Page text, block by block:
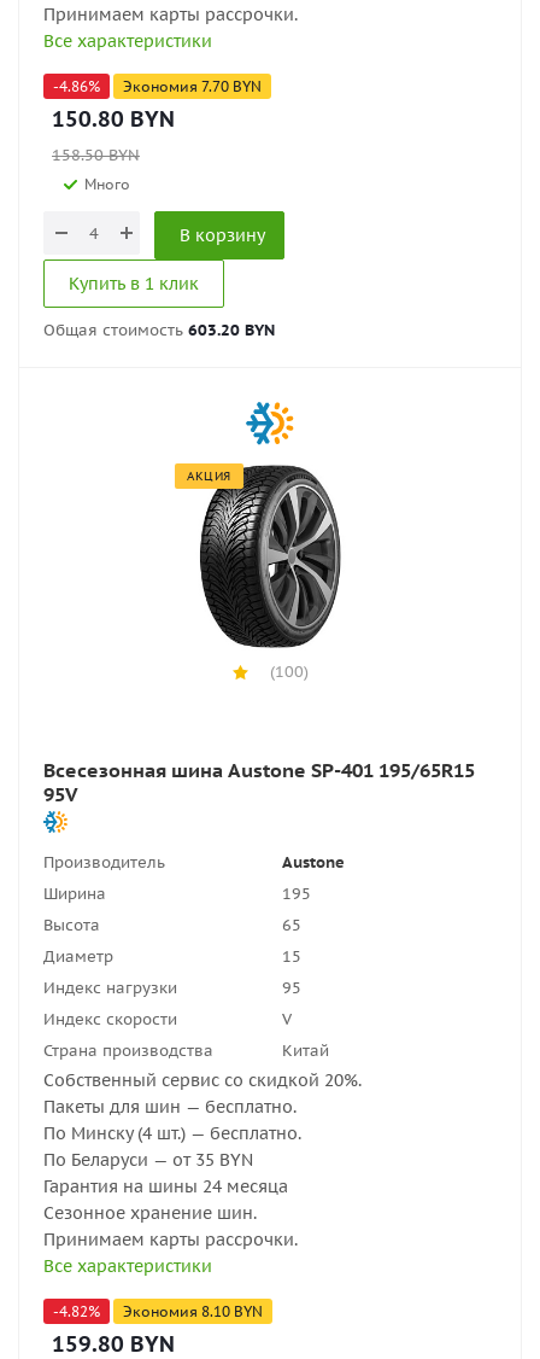
Принимаем карты рассрочки.
Все характеристики
-4.86% Экономия 7.70 BYN
150.80 BYN
158.50BYN
Много
В корзину
Купить в 1 клик
Общая стоимость 603.20 BYN
АКЦИЯ
(100)
Всесезонная шина Austone SP-401 195/65R15
95V
Производитель
Austone
Ширина
195
Высота
65
Диаметр
15
Индекс нагрузки
95
Индекс скорости
V
Страна производства
Китай
Собственный сервис со скидкой 20%.
Пакеты для шин — бесплатно.
По Минску (4 шт.) — бесплатно.
По Беларуси — от 35 BYN
Гарантия на шины 24 месяца
Сезонное хранение шин.
Принимаем карты рассрочки.
Все характеристики
-4.82% Экономия 8.10 BYN
159.80 BYN